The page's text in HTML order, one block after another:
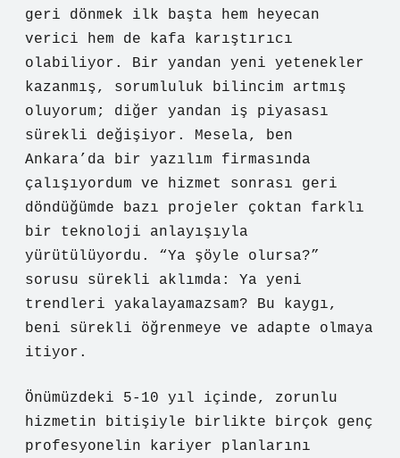
geri dönmek ilk başta hem heyecan
verici hem de kafa karıştırıcı
olabiliyor. Bir yandan yeni yetenekler
kazanmış, sorumluluk bilincim artmış
oluyorum; diğer yandan iş piyasası
sürekli değişiyor. Mesela, ben
Ankara’da bir yazılım firmasında
çalışıyordum ve hizmet sonrası geri
döndüğümde bazı projeler çoktan farklı
bir teknoloji anlayışıyla
yürütülüyordu. “Ya şöyle olursa?”
sorusu sürekli aklımda: Ya yeni
trendleri yakalayamazsam? Bu kaygı,
beni sürekli öğrenmeye ve adapte olmaya
itiyor.
Önümüzdeki 5-10 yıl içinde, zorunlu
hizmetin bitişiyle birlikte birçok genç
profesyonelin kariyer planlarını